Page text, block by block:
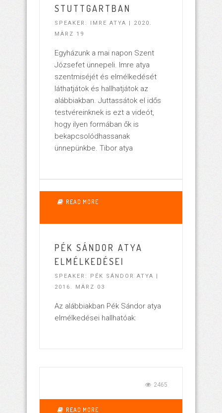
STUTTGARTBAN
SPEAKER: IMRE ATYA | 2020.
MÄRZ 19
Egyházunk a mai napon Szent
Józsefet ünnepeli. Imre atya
szentmiséjét és elmélkedését
láthatjátok és hallhatjátok az
alábbiakban. Juttassátok el idős
testvéreinknek is ezt a videót,
hogy ilyen formában ők is
bekapcsolódhassanak
ünnepünkbe. Tibor atya
READ MORE
PÉK SÁNDOR ATYA
ELMÉLKEDÉSEI
SPEAKER: PÉK SÁNDOR ATYA |
2016. MÄRZ 03
Az alábbiakban Pék Sándor atya
elmélkedései hallhatóak:
2465
READ MORE